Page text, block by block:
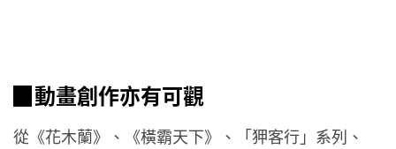
▉動畫創作亦有可觀
從《花木蘭》、《橫霸天下》、「狎客行」系列、